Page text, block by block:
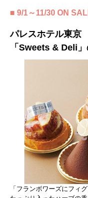
■ 9/1～11/30 ON
パレスホテル東京
「Sweets & Deli
「フランボワーズにフィ